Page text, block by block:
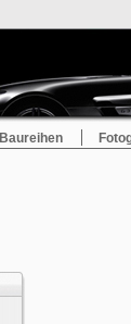
Baureihen